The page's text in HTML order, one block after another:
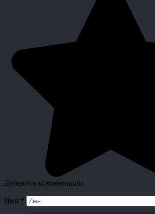
Добавить комментарий
Имя *